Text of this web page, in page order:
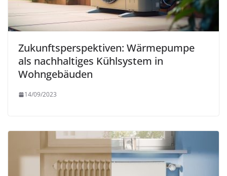
Zukunftsperspektiven: Wärmepumpe
als nachhaltiges Kühlsystem in
Wohngebäuden
14/09/2023